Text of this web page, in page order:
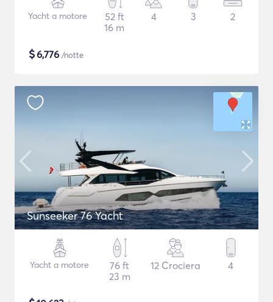
Yacht a motore
52 ft
16 m
4 3 2
$6,776 /notte
Sunseeker 76 Yacht
Yacht a motore
76 ft
23 m
12 Crociera 4